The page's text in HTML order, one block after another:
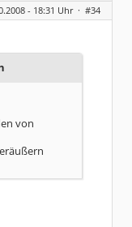
- 18:31 Uhr · #34
von